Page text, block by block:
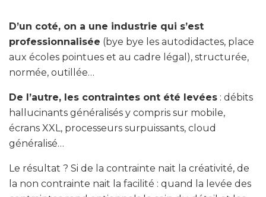
D’un coté, on a une industrie qui s’est
professionnalisée (bye bye les autodidactes, place
aux écoles pointues et au cadre légal), structurée,
normée, outillée…
De l’autre, les contraintes ont été levées : débits
hallucinants généralisés y compris sur mobile,
écrans XXL, processeurs surpuissants, cloud
généralisé…
Le résultat ? Si de la contrainte nait la créativité, de
la non contrainte nait la facilité : quand la levée des